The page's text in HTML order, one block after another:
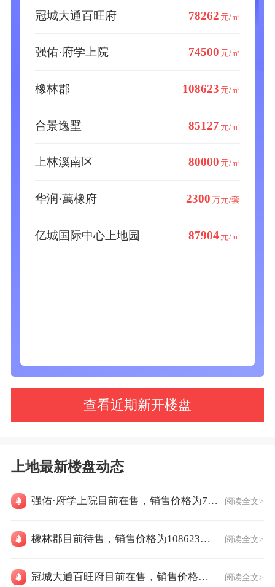
冠城大通百旺府 78262 元/㎡
强佑·府学上院 74500 元/㎡
橡林郡 108623 元/㎡
合景逸墅 85127 元/㎡
上林溪南区 80000 元/㎡
华润·萬橡府 2300万元/套
亿城国际中心上地园 87904 元/㎡
查看近期新开楼盘
上地最新楼盘动态
强佑·府学上院目前在售，销售价格为74500元/㎡ 阅读全文>
橡林郡目前待售，销售价格为108623元/㎡ 阅读全文>
冠城大通百旺府目前在售，销售价格为78262元/㎡ 阅读全文>